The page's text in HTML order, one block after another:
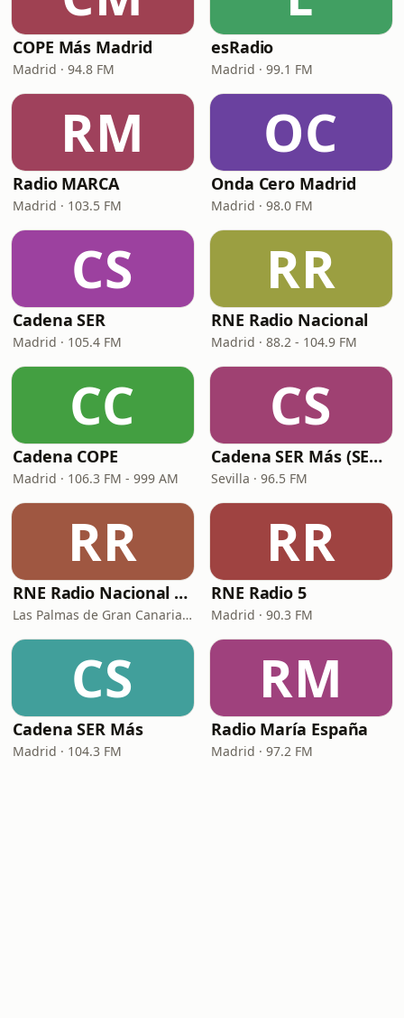
COPE Más Madrid
Madrid · 94.8 FM
esRadio
Madrid · 99.1 FM
RM
Radio MARCA
Madrid · 103.5 FM
OC
Onda Cero Madrid
Madrid · 98.0 FM
CS
Cadena SER
Madrid · 105.4 FM
RR
RNE Radio Nacional
Madrid · 88.2 - 104.9 FM
CC
Cadena COPE
Madrid · 106.3 FM - 999 AM
CS
Cadena SER Más (SER+ Sevilla)
Sevilla · 96.5 FM
RR
RNE Radio Nacional - Canarias
Las Palmas de Gran Canaria · 92.8 FM
RR
RNE Radio 5
Madrid · 90.3 FM
CS
Cadena SER Más
Madrid · 104.3 FM
RM
Radio María España
Madrid · 97.2 FM